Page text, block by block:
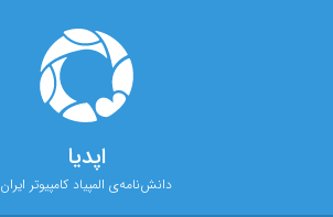
اپدیا
دانش‌نامه‌ی المپیاد کامپیوتر ایران